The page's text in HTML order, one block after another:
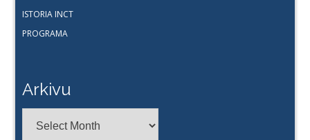
ISTORIA INCT
PROGRAMA
Arkivu